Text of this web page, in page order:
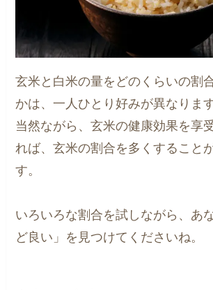
玄米と白米の量をどのくらいの割
かは、一人ひとり好みが異なります
当然ながら、玄米の健康効果を享
れば、玄米の割合を多くすること
す。
いろいろな割合を試しながら、あ
ど良い」を見つけてくださいね。